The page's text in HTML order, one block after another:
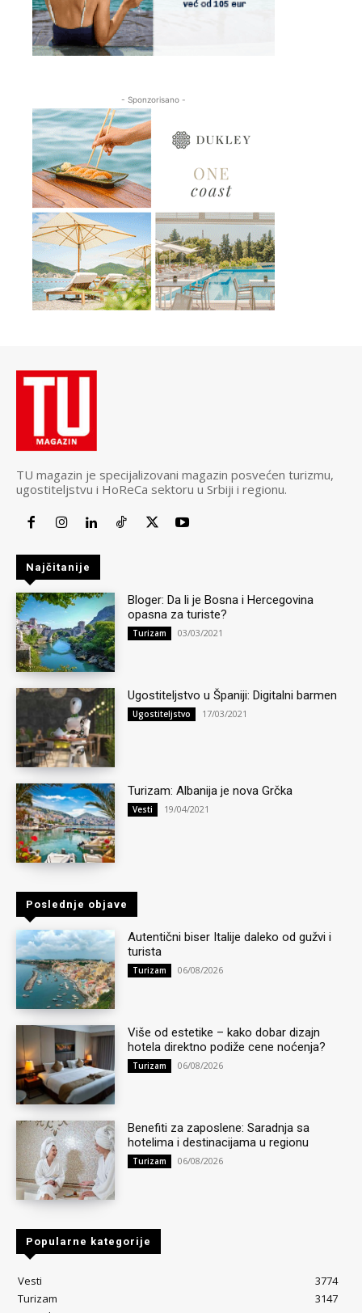
- Sponzorisano -
TU magazin je specijalizovani magazin posvećen turizmu,
ugostiteljstvu i HoReCa sektoru u Srbiji i regionu.
Najčitanije
Bloger: Da li je Bosna i Hercegovina
opasna za turiste?
Turizam 03/03/2021
Ugostiteljstvo u Španiji: Digitalni barmen
Ugostiteljstvo 17/03/2021
Turizam: Albanija je nova Grčka
Vesti 19/04/2021
Poslednje objave
Autentični biser Italije daleko od gužvi i
turista
Turizam 06/08/2026
Više od estetike – kako dobar dizajn
hotela direktno podiže cene noćenja?
Turizam 06/08/2026
Benefiti za zaposlene: Saradnja sa
hotelima i destinacijama u regionu
Turizam 06/08/2026
Popularne kategorije
Vesti
3774
Turizam
3147